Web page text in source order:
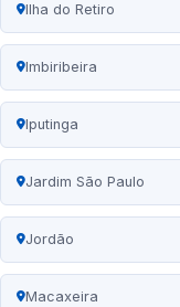
Ilha do Retiro
Imbiribeira
Iputinga
Jardim São Paulo
Jordão
Macaxeira